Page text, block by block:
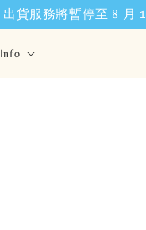
出貨服務將暫停至 8 月
Info